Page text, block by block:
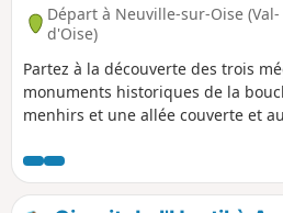
Départ à Neuville-sur-Oise (Val-
d'Oise)
Partez à la découverte des trois
monuments historiques de la
menhirs et une allée couverte et
Majeur et des points de vue.